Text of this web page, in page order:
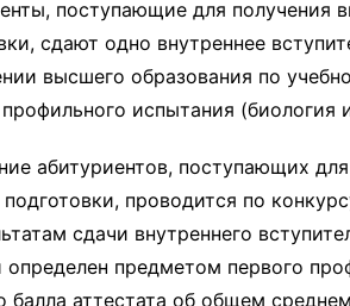
поступающие для получения
сдают одно внутреннее
высшего образования по
профильного испытания (биология
абитуриентов, поступающих
подготовки, проводится по
сдачи внутреннего
определен предметом первого
балла аттестата об общем